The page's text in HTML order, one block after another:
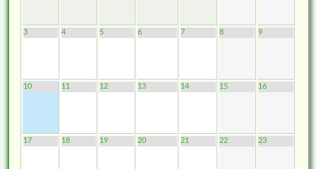
3 4 5 6 7 8 9
10 11 12 13 14 15 16
17 18 19 20 21 22 23